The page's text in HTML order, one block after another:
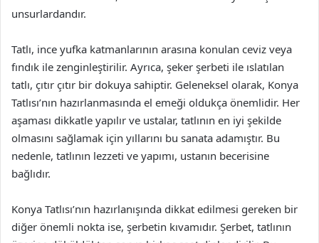
unsurlardandır.
Tatlı, ince yufka katmanlarının arasına konulan ceviz veya
fındık ile zenginleştirilir. Ayrıca, şeker şerbeti ile ıslatılan
tatlı, çıtır çıtır bir dokuya sahiptir. Geleneksel olarak, Konya
Tatlısı’nın hazırlanmasında el emeği oldukça önemlidir. Her
aşaması dikkatle yapılır ve ustalar, tatlının en iyi şekilde
olmasını sağlamak için yıllarını bu sanata adamıştır. Bu
nedenle, tatlının lezzeti ve yapımı, ustanın becerisine
bağlıdır.
Konya Tatlısı’nın hazırlanışında dikkat edilmesi gereken bir
diğer önemli nokta ise, şerbetin kıvamıdır. Şerbet, tatlının